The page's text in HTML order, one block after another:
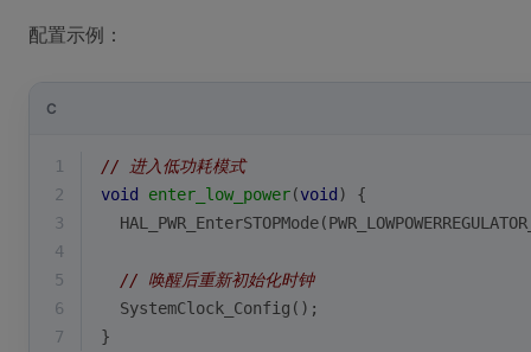
配置示例：
C
1
// 进入低功耗模式
2
void enter_low_power(void )
{
3
4
5
// 唤醒后重新初始化时钟
6
  SystemClock_Config();
7
}